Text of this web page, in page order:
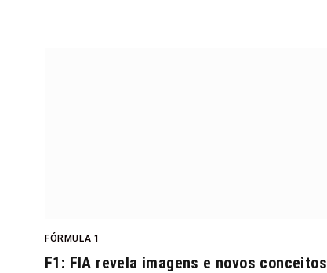
FÓRMULA 1
F1: FIA revela imagens e novos conceitos